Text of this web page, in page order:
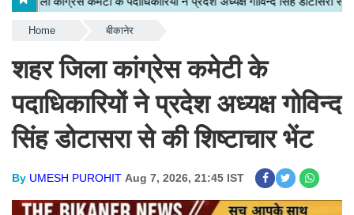
Home बीकानेर
शहर जिला कांग्रेस कमेटी के
पदाधिकारियों ने प्रदेश अध्यक्ष गोविन्द
सिंह डोटासरा से की शिष्टाचार भेंट
By UMESH PUROHIT Aug 7, 2026, 21:45 IST